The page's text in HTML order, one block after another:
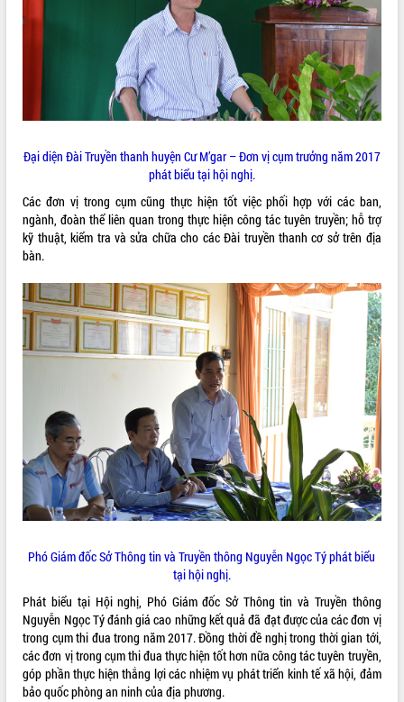
LIÊN KẾT WEB
THỐNG KÊ TRUY CẬP
Tất cả:
66138981
Đại diện Đài Truyền thanh huyện Cư M’gar – Đơn vị cụm trưởng năm 2017
phát biểu tại hội nghị.
Các đơn vị trong cụm cũng thực hiện tốt việc phối hợp với các ban,
ngành, đoàn thể liên quan trong thực hiện công tác tuyên truyền; hỗ trợ
kỹ thuật, kiểm tra và sửa chữa cho các Đài truyền thanh cơ sở trên địa
bàn.
Phó Giám đốc Sở Thông tin và Truyền thông Nguyễn Ngọc Tý phát biểu
tại hội nghị.
Phát biểu tại Hội nghị, Phó Giám đốc Sở Thông tin và Truyền thông
Nguyễn Ngọc Tý đánh giá cao những kết quả đã đạt được của các đơn vị
trong cụm thi đua trong năm 2017. Đồng thời đề nghị trong thời gian tới,
các đơn vị trong cụm thi đua thực hiện tốt hơn nữa công tác tuyên truyền,
góp phần thực hiện thắng lợi các nhiệm vụ phát triển kinh tế xã hội, đảm
bảo quốc phòng an ninh của địa phương.